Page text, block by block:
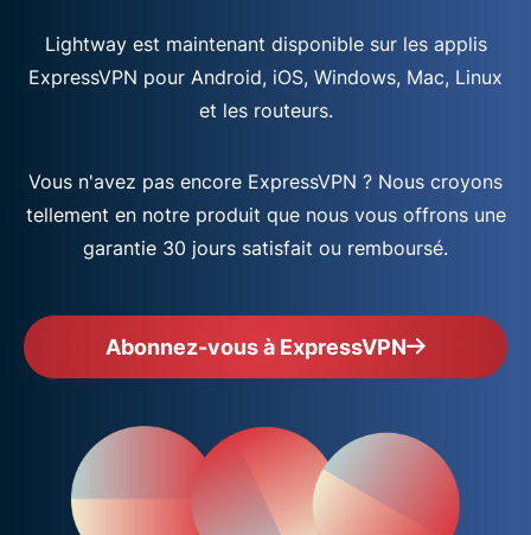
Lightway est maintenant disponible sur les applis
ExpressVPN pour Android, iOS, Windows, Mac, Linux
et les routeurs.
Vous n'avez pas encore ExpressVPN ? Nous croyons
tellement en notre produit que nous vous offrons une
garantie 30 jours satisfait ou remboursé.
Abonnez-vous à ExpressVPN